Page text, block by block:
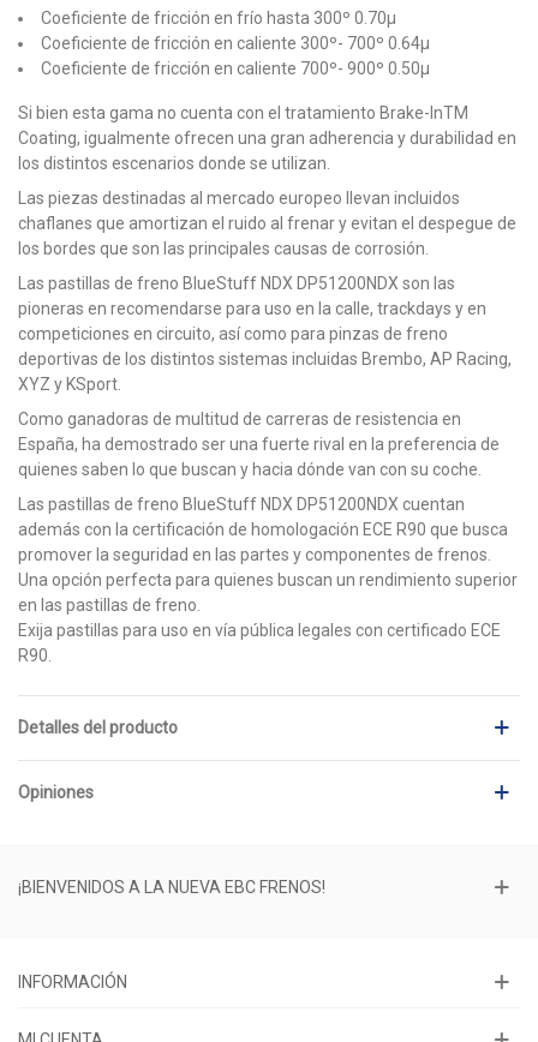
Coeficiente de fricción en frío hasta 300º 0.70µ
Coeficiente de fricción en caliente 300º- 700º 0.64µ
Coeficiente de fricción en caliente 700º- 900º 0.50µ
Si bien esta gama no cuenta con el tratamiento Brake-InTM
Coating, igualmente ofrecen una gran adherencia y durabilidad en
los distintos escenarios donde se utilizan.
Las piezas destinadas al mercado europeo llevan incluidos
chaflanes que amortizan el ruido al frenar y evitan el despegue de
los bordes que son las principales causas de corrosión.
Las pastillas de freno BlueStuff NDX DP51200NDX son las
pioneras en recomendarse para uso en la calle, trackdays y en
competiciones en circuito, así como para pinzas de freno
deportivas de los distintos sistemas incluidas Brembo, AP Racing,
XYZ y KSport.
Como ganadoras de multitud de carreras de resistencia en
España, ha demostrado ser una fuerte rival en la preferencia de
quienes saben lo que buscan y hacia dónde van con su coche.
Las pastillas de freno BlueStuff NDX DP51200NDX cuentan
además con la certificación de homologación ECE R90 que busca
promover la seguridad en las partes y componentes de frenos.
Una opción perfecta para quienes buscan un rendimiento superior
en las pastillas de freno.
Exija pastillas para uso en vía pública legales con certificado ECE
R90.
Detalles del producto
Opiniones
¡BIENVENIDOS A LA NUEVA EBC FRENOS!
INFORMACIÓN